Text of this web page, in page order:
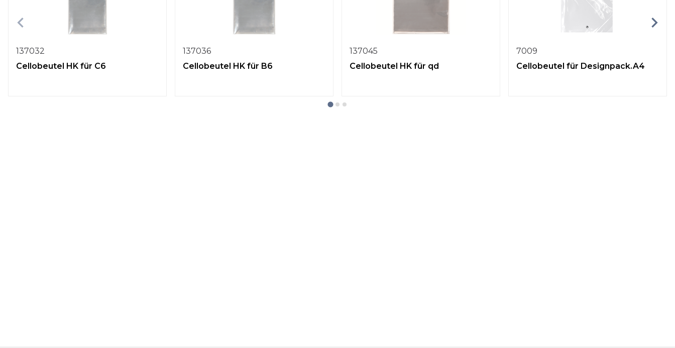
137032
Cellobeutel HK für C6
137036
Cellobeutel HK für B6
137045
Cellobeutel HK für qd
7009
Cellobeutel für Designpack.A4